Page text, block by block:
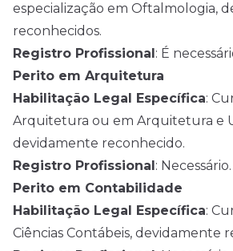
especialização em Oftalmologia,
reconhecidos.
Registro Profissional : É
Perito em Arquitetura
Habilitação Legal Específica:
Arquitetura ou em Arquitetura e
devidamente reconhecido.
Registro Profissional : Necessário.
Perito em Contabilidade
Habilitação Legal Específica:
Ciências Contábeis, devidamente